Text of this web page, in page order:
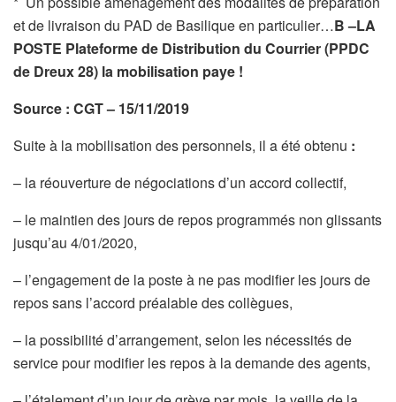
et de livraison du PAD de Basilique en particulier…B –LA
POSTE Plateforme de Distribution du Courrier (PPDC
de Dreux 28) la mobilisation paye !
Source : CGT – 15/11/2019
Suite à la mobilisation des personnels, il a été obtenu :
– la réouverture de négociations d’un accord collectif,
– le maintien des jours de repos programmés non glissants
jusqu’au 4/01/2020,
– l’engagement de la poste à ne pas modifier les jours de
repos sans l’accord préalable des collègues,
– la possibilité d’arrangement, selon les nécessités de
service pour modifier les repos à la demande des agents,